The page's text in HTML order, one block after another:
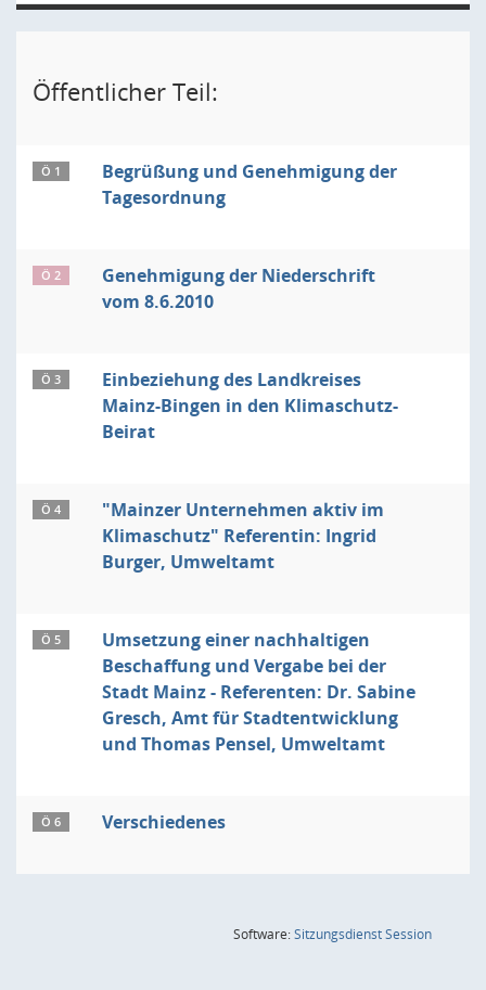
Öffentlicher Teil:
Ö 1
Begrüßung und Genehmigung der
Tagesordnung
Ö 2
Genehmigung der Niederschrift
vom 8.6.2010
Ö 3
Einbeziehung des Landkreises
Mainz-Bingen in den Klimaschutz-
Beirat
Ö 4
"Mainzer Unternehmen aktiv im
Klimaschutz" Referentin: Ingrid
Burger, Umweltamt
Ö 5
Umsetzung einer nachhaltigen
Beschaffung und Vergabe bei der
Stadt Mainz - Referenten: Dr. Sabine
Gresch, Amt für Stadtentwicklung
und Thomas Pensel, Umweltamt
Ö 6 Verschiedenes
Software:SitzungsdienstSession(Wird in